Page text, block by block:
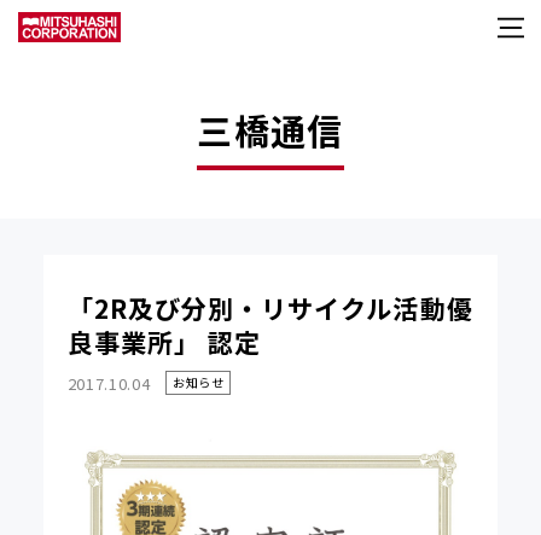
三橋通信
「2R及び分別・リサイクル活動優
良事業所」 認定
2017.10.04 お知らせ